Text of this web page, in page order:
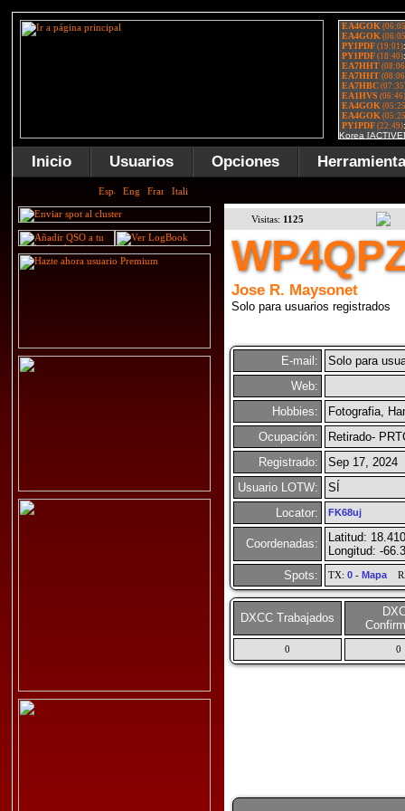
Inicio Usuarios Opciones
Visitas: 1125
Jose R. Maysonet
Solo para usuarios registrados
E-mail:
Solo para
Web:
Hobbies:
Fotografia,
Ocupación:
Retirado-
Registrado:
Sep 17, 2024
Usuario LOTW:
SÍ
Locator:
FK68uj
Coordenadas:
Latitud:
Longitud: -
Spots:
TX: 0- Mapa
DXCC Trabajados
0 0